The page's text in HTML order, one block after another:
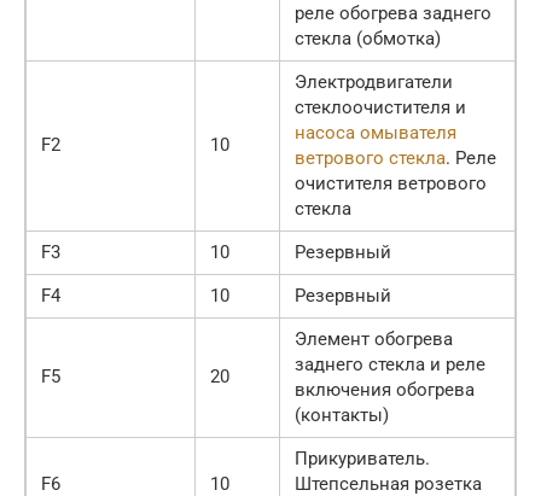
реле обогрева заднего
стекла (обмотка)
F2 10
Электродвигатели
стеклоочистителя и
насоса омывателя
ветрового стекла. Реле
очистителя ветрового
стекла
F3
10
Резервный
F4
10 Резервный
F5 20
Элемент обогрева
заднего стекла и реле
включения обогрева
(контакты)
F6 10
Прикуриватель.
Штепсельная розетка